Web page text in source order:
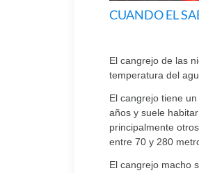
CUANDO EL
El cangrejo de las
temperatura del
El cangrejo tiene
años y suele
principalmente
entre 70 y 280
El cangrejo macho